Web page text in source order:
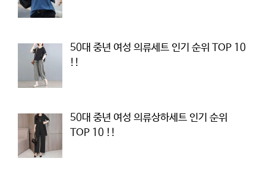
50대 중년 여성 의류세트 인기 순위 TOP 10
!!
50대 중년 여성 의류상하세트 인기 순위
TOP 10 !!